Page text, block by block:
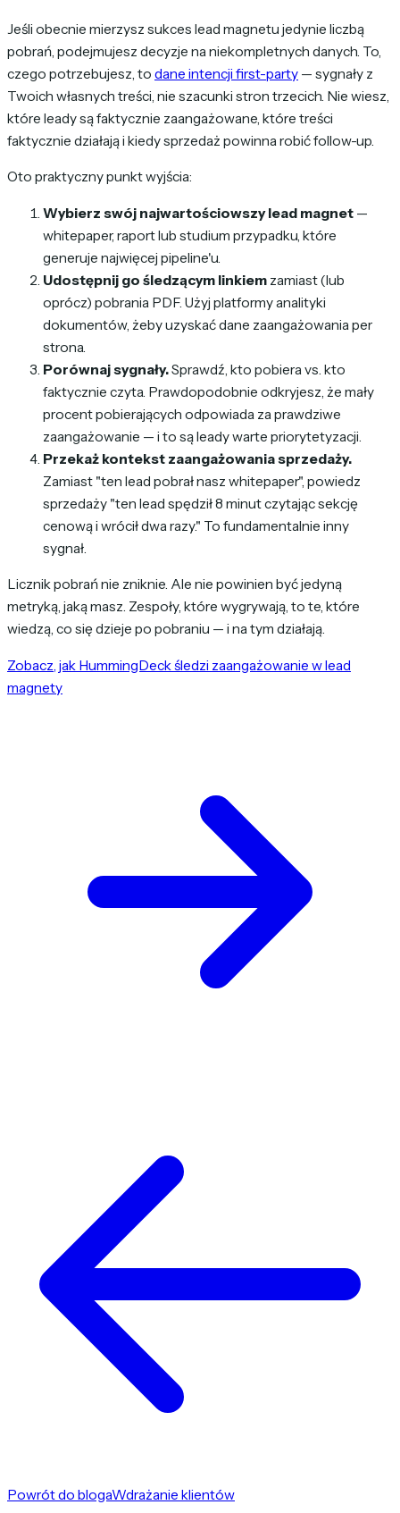
Jeśli obecnie mierzysz sukces lead magnetu jedynie liczbą
pobrań, podejmujesz decyzje na niekompletnych danych. To,
czego potrzebujesz, to dane intencji first-party — sygnały z
Twoich własnych treści, nie szacunki stron trzecich. Nie wiesz,
które leady są faktycznie zaangażowane, które treści
faktycznie działają i kiedy sprzedaż powinna robić follow-up.
Oto praktyczny punkt wyjścia:
Wybierz swój najwartościowszy lead magnet —
whitepaper, raport lub studium przypadku, które
generuje najwięcej pipeline'u.
Udostępnij go śledzącym linkiem zamiast (lub
oprócz) pobrania PDF. Użyj platformy analityki
dokumentów, żeby uzyskać dane zaangażowania per
strona.
Porównaj sygnały.Sprawdź, kto pobiera vs. kto
faktycznie czyta. Prawdopodobnie odkryjesz, że mały
procent pobierających odpowiada za prawdziwe
zaangażowanie — i to są leady warte priorytetyzacji.
Przekaż kontekst zaangażowania sprzedaży.
Zamiast "ten lead pobrał nasz whitepaper", powiedz
sprzedaży "ten lead spędził 8 minut czytając sekcję
cenową i wrócił dwa razy." To fundamentalnie inny
sygnał.
Licznik pobrań nie zniknie. Ale nie powinien być jedyną
metryką, jaką masz. Zespoły, które wygrywają, to te, które
wiedzą, co się dzieje po pobraniu — i na tym działają.
Zobacz, jak HummingDeck śledzi zaangażowanie w lead
magnety
Powrót do blogaWdrażanie klientów